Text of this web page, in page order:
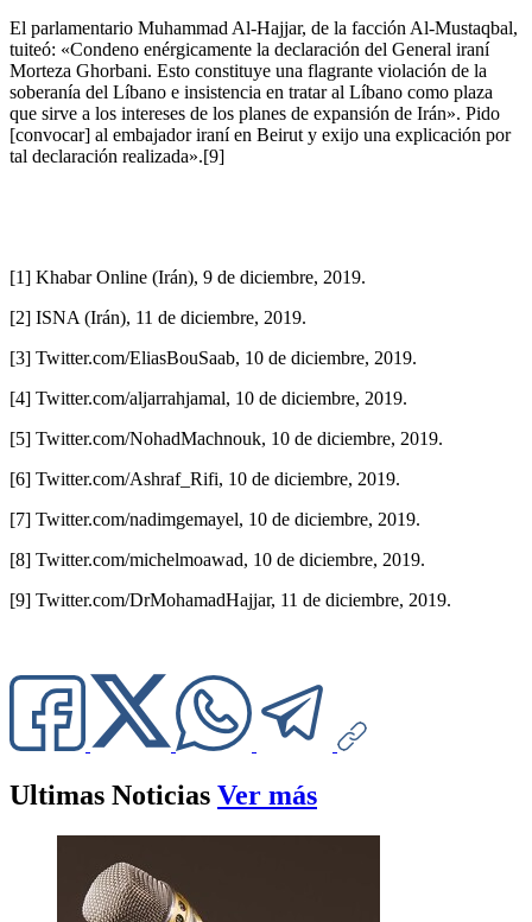
El parlamentario Muhammad Al-Hajjar, de la facción Al-Mustaqbal,
tuiteó: «Condeno enérgicamente la declaración del General iraní
Morteza Ghorbani. Esto constituye una flagrante violación de la
soberanía del Líbano e insistencia en tratar al Líbano como plaza
que sirve a los intereses de los planes de expansión de Irán». Pido
[convocar] al embajador iraní en Beirut y exijo una explicación por
tal declaración realizada».[9]
[1] Khabar Online (Irán), 9 de diciembre, 2019.
[2] ISNA (Irán), 11 de diciembre, 2019.
[3] Twitter.com/EliasBouSaab, 10 de diciembre, 2019.
[4] Twitter.com/aljarrahjamal, 10 de diciembre, 2019.
[5] Twitter.com/NohadMachnouk, 10 de diciembre, 2019.
[6] Twitter.com/Ashraf_Rifi, 10 de diciembre, 2019.
[7] Twitter.com/nadimgemayel, 10 de diciembre, 2019.
[8] Twitter.com/michelmoawad, 10 de diciembre, 2019.
[9] Twitter.com/DrMohamadHajjar, 11 de diciembre, 2019.
Ultimas Noticias Ver más